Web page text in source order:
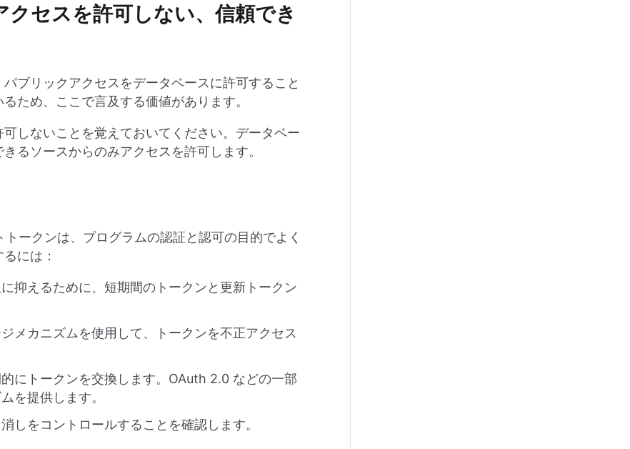
セスを許可しない、信頼でき
ブリックアクセスをデータベースに許可すること
ため、ここで言及する価値があります。
しないことを覚えておいてください。データベー
るソースからのみアクセスを許可します。
ークンは、プログラムの認証と認可の目的でよく
には：
抑えるために、短期間のトークンと更新トークン
メカニズムを使用して、トークンを不正アクセス
にトークンを交換します。OAuth 2.0 などの一部
を提供します。
しをコントロールすることを確認します。